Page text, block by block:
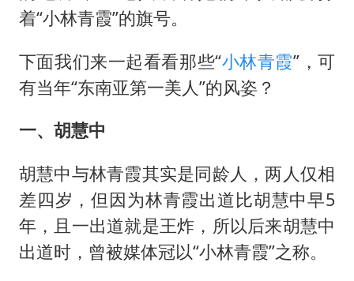
着“小林青霞”的旗号。
下面我们来一起看看那些“小林青霞”，可
有当年“东南亚第一美人”的风姿？
一、胡慧中
胡慧中与林青霞其实是同龄人，两人仅相
差四岁，但因为林青霞出道比胡慧中早5
年，且一出道就是王炸，所以后来胡慧中
出道时，曾被媒体冠以“小林青霞”之称。